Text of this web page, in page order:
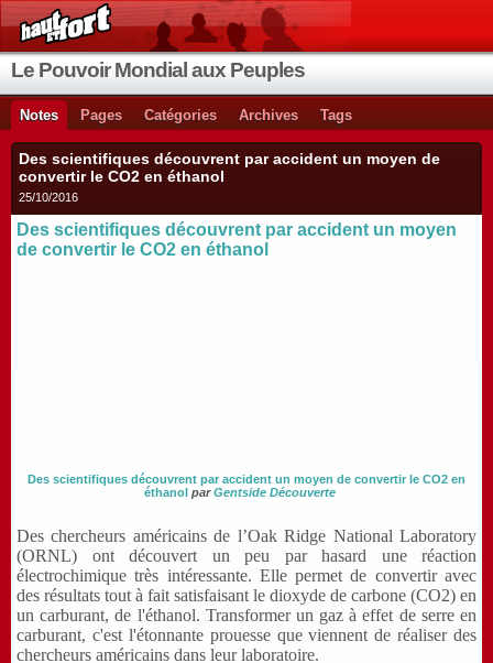
Le Pouvoir Mondial aux Peuples
Notes Pages Catégories Archives Tags
Des scientifiques découvrent par accident un moyen de
convertir le CO2 en éthanol
25/10/2016
Des scientifiques découvrent par accident un moyen
de convertir le CO2 en éthanol
Des scientifiques découvrent par accident un moyen de convertir le CO2 en
éthanol parGentside Découverte
Des chercheurs américains de l’Oak Ridge National Laboratory
(ORNL) ont découvert un peu par hasard une réaction
électrochimique très intéressante. Elle permet de convertir avec
des résultats tout à fait satisfaisant le dioxyde de carbone (CO2) en
un carburant, de l'éthanol. Transformer un gaz à effet de serre en
carburant, c'est l'étonnante prouesse que viennent de réaliser des
chercheurs américains dans leur laboratoire.